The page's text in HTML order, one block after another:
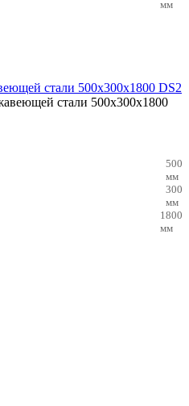
мм
стали 500х300х1800 DS2
500
мм
300
мм
1800
мм